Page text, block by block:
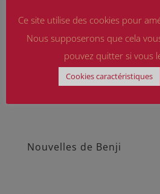
Urgo et l’un de ses colocs
Nouvelles de Benji
Ce site utilise des cookies pour
Nous supposerons que cela
pouvez quitter si vous
Cookies caractéristiques